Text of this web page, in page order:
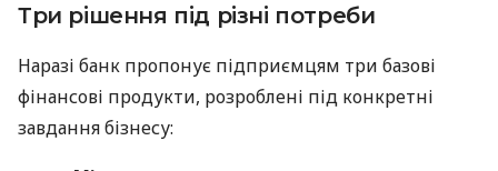
Три рішення під різні потреби
Наразі банк пропонує підприємцям три базові
фінансові продукти, розроблені під конкретні
завдання бізнесу: